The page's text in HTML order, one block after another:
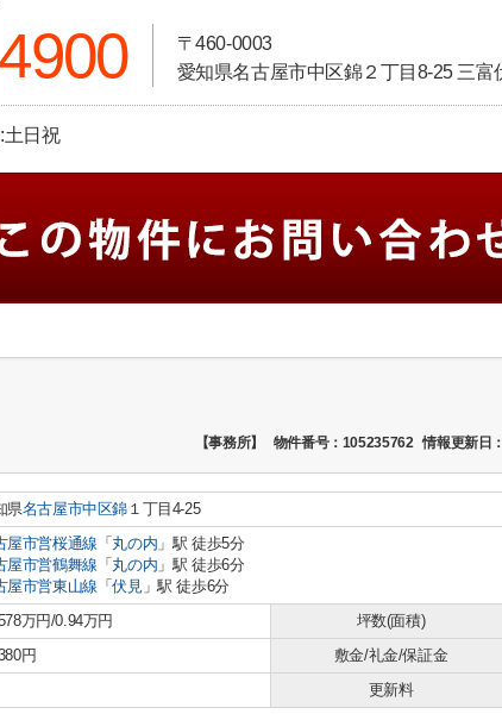
〒460-0003
愛知県名古屋市中区錦２丁目8-25 三富
土日祝
【事務所】 物件番号：105235762 情報更新日
県名古屋市中区錦 １丁目4-25
屋市営桜通線 「 丸の内 」駅 徒歩5分
屋市営鶴舞線 「 丸の内 」駅 徒歩6分
屋市営東山線 「伏見」駅 徒歩6分
万円/0.94万円 坪数(面積)
円 敷金/礼金/保証金
更新料